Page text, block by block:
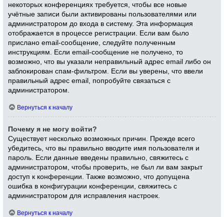
некоторых конференциях требуется, чтобы все новые
учётные записи были активированы пользователями или
администратором до входа в систему. Эта информация
отображается в процессе регистрации. Если вам было
прислано email-сообщение, следуйте полученным
инструкциям. Если email-сообщение не получено, то
возможно, что вы указали неправильный адрес email либо он
заблокирован спам-фильтром. Если вы уверены, что ввели
правильный адрес email, попробуйте связаться с
администратором.
Вернуться к началу
Почему я не могу войти?
Существует несколько возможных причин. Прежде всего
убедитесь, что вы правильно вводите имя пользователя и
пароль. Если данные введены правильно, свяжитесь с
администратором, чтобы проверить, не был ли вам закрыт
доступ к конференции. Также возможно, что допущена
ошибка в конфигурации конференции, свяжитесь с
администратором для исправления настроек.
Вернуться к началу